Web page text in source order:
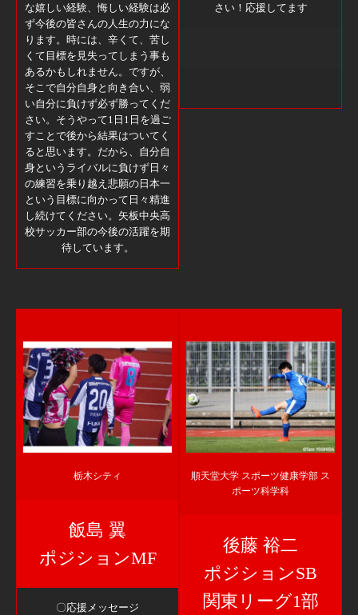
な嬉しい経験、悔しい経験は必
ず今後の皆さんの人生の力にな
ります。時には、辛くて、苦し
くて目標を見失ってしまう事も
あるかもしれません。ですが、
そこで自分自身と向き合い、弱
い自分に負けず必ず勝ってくだ
さい。そうやって1日1日を過ご
すことで後から結果はついてく
ると思います。だから、自分自
身というライバルに負けず日々
の練習を乗り越え悲願の日本一
という目標に向かって日々精進
し続けてください。矢板中央高
校サッカー部の今後の活躍を期
待しています。
さい！応援してます
栃木シティ
飯島 翼
ポジションMF
〇応援メッセージ
順天堂大学 スポーツ健康学部 ス
ポーツ科学科
後藤 裕二
ポジションSB
関東リーグ1部